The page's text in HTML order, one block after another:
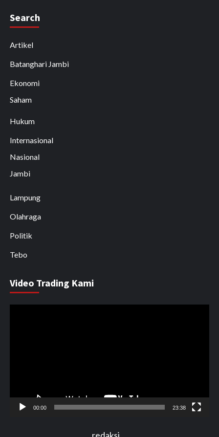
Search
Artikel
Batanghari Jambi
Ekonomi
Saham
Hukum
Internasional
Nasional
Jambi
Lampung
Olahraga
Politik
Tebo
Video Trading Kami
00:00 23:38